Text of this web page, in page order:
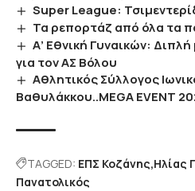
Super League:
Τα ρεπορτάζ από όλα τα
Α’ Εθνική Γυναικών:
για τον ΑΣ Βόλου
Αθλητικός Σύλλογος
Βαθυλάκκου..MEGA EVENT
TAGGED: ΕΠΣ Κοζάνης Ηλίας
Πανατολικός